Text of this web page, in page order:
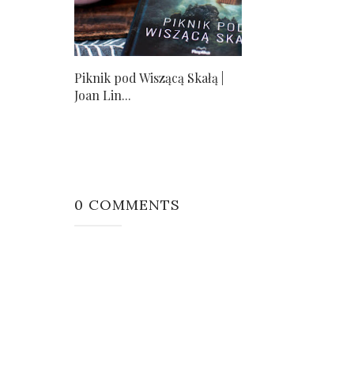
Piknik pod Wiszącą Skałą |
Joan Lin...
0 COMMENTS